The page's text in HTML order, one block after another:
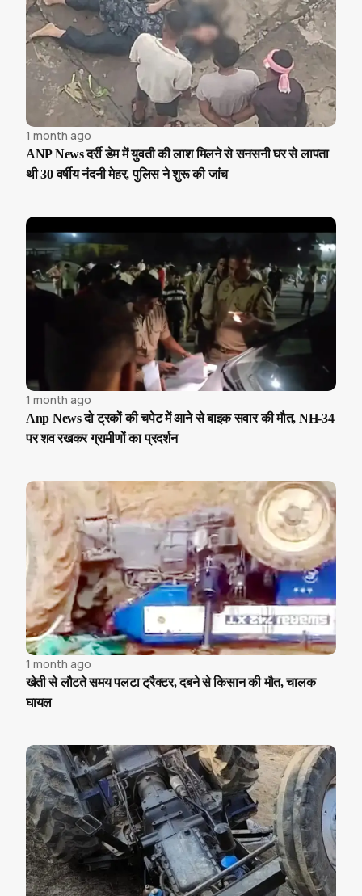
1 month ago
ANP News दर्री डेम में युवती की लाश मिलने से सनसनी घर से लापता
थी 30 वर्षीय नंदनी मेहर, पुलिस ने शुरू की जांच
1 month ago
Anp News दो ट्रकों की चपेट में आने से बाइक सवार की मौत, NH-34
पर शव रखकर ग्रामीणों का प्रदर्शन
1 month ago
खेती से लौटते समय पलटा ट्रैक्टर, दबने से किसान की मौत, चालक
घायल